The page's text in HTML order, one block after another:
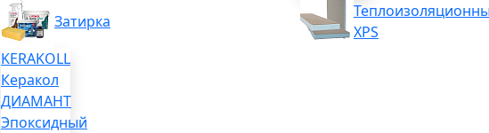
Затирка
KERAKOLL
Керакол
ДИАМАНТ
Эпоксидный
XPS